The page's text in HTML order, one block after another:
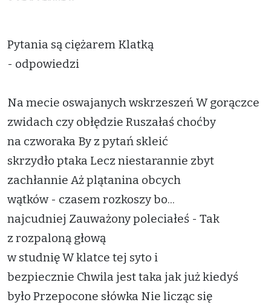
Pytania są ciężarem Klatką
- odpowiedzi
Na mecie oswajanych wskrzeszeń W gorączce
zwidach czy obłędzie Ruszałaś choćby
na czworaka By z pytań skleić
skrzydło ptaka Lecz niestarannie zbyt
zachłannie Aż plątanina obcych
wątków - czasem rozkoszy bo...
najcudniej Zauważony poleciałeś - Tak
z rozpaloną głową
w studnię W klatce tej syto i
bezpiecznie Chwila jest taka jak już kiedyś
było Przepocone słówka Nie licząc się